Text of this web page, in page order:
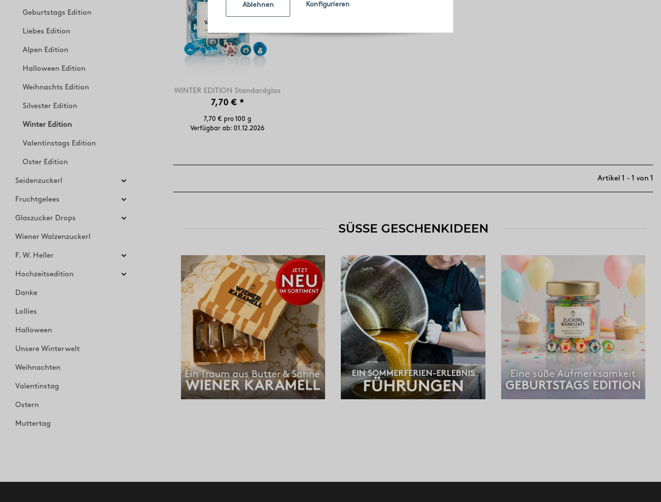
WINTER EDITION Standardglas
7,70 € *
7,70 € pro 100 g
Verfügbar ab: 01.12.2026
Artikel 1 - 1 von 1
SÜSSE GESCHENKIDEEN
Geburtstags Edition
Liebes Edition
Alpen Edition
Halloween Edition
Weihnachts Edition
Silvester Edition
Winter Edition
Valentinstags Edition
Oster Edition
Seidenzuckerl
Fruchtgelees
Glaszucker Drops
Wiener Walzenzuckerl
F. W. Heller
Hochzeitsedition
Danke
Lollies
Halloween
Unsere Winterwelt
Weihnachten
Valentinstag
Ostern
Muttertag
Konfigurieren
Ablehnen